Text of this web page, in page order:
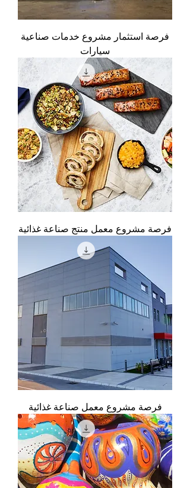
فرصة استثمار مشروع خدمات صناعية
سيارات
فرصة مشروع معمل منتج صناعة غذائية
فرصة مشروع معمل صناعة غذائية